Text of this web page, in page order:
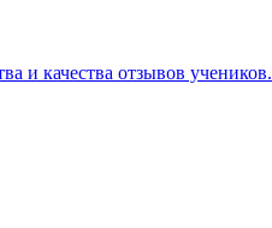
и качества отзывов учеников.